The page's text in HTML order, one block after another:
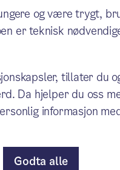
og være trygt,
er teknisk
tillater du
Da hjelper du oss
informasjon
Godta alle